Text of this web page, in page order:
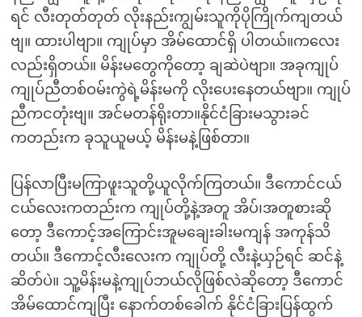
ရင် လီးတုတ်တုတ် လိုးနည်းကျွမ်းသူကိုပိုကြိုက်ကျတယ်
ဗျ။ ထားပါဗျာ။ ကျုပ်မှာ အိမ်ထောင်ရှိ ပါတယ်။ကလေး
လည်းရှိတယ်။ မိန်းမတွေကိုတော့ ချဆဲပဲဗျာ။ အခုကျုပ်
ကျုပ်ညီတစ်ဝမ်းကွဲရဲ့မိန်းမကို လိုးပေးနေတယ်ဗျာ။ ကျုပ်
ညီကငတုံးဗျ။ အင်မတန်ရိုးတာ။နိုင်ငံခြားမသွားခင်
ကတည်းက ခုသူယူမယ့် မိန်းမနဲ့ဖြစ်တာ။
ပြန်လာပြီးမကြာဖူးသူတို့ယူလိုက်ကြတယ်။ ဒီကောင်ငယ်
ငယ်လေးကတည်းက ကျုပ်တို့နဲ့အတူ အိပ်၊အတူစားဆို
တော့ ဒီကောင့်အကြောင်းအူမချေးခါးမကျန် အကုန်သိ
တယ်။ ဒီကောင့်လီးလေးက ကျုပ်တို့ လီးနဲ့ယှဉ်ရင် ဆင်နဲ့
ဆိတ်ပဲ။ သူ့မိန်းမနဲ့ကျုပ်ဘယ်လိုဖြစ်လဲဆိုတော့ ဒီကောင်
အိမ်ထောင်ကျပြီး နောက်တစ်ခေါက် နိုင်ငံခြားပြန်ထွက်